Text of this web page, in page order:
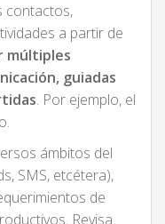
contactos,
a partir de
múltiples
guiadas
. Por ejemplo, el
ámbitos del
SMS, etcétera),
de
Revisa